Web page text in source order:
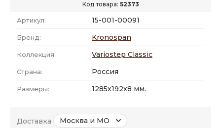
Код товара: 52373
Артикул: 15-001-00091
Бренд: Kronospan
Коллекция: Variostep Classic
Страна: Россия
Размеры: 1285x192x8 мм.
Доставка
Москва и МО